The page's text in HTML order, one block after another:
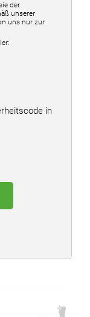
der
unserer
uns nur zur
in